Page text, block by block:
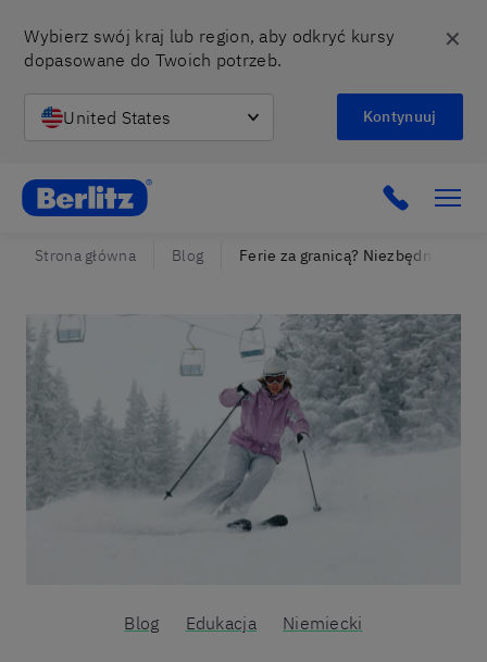
Wybierz swój kraj lub region, aby odkryć kursy
dopasowane do Twoich potrzeb.
United States Kontynuuj
✕
Berlitz Poland Click to
Strona główna Blog Ferie za granicą? Niezbędne
Blog Edukacja Niemiecki